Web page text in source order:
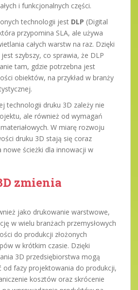
i funkcjonalnych części.
technologii jest DLP (Digital
przypomina SLA, ale używa
całych warstw na raz. Dzięki
szybszy, co sprawia, że DLP
tam, gdzie potrzebna jest
obiektów, na przykład w branży
technologii druku 3D zależy nie
ale również od wymagań
W miarę rozwoju
druku 3D stają się coraz
nowe ścieżki dla innowacji w
zmienia
jako drukowanie warstwowe,
w wielu branżach przemysłowych
do produkcji złożonych
w krótkim czasie. Dzięki
3D przedsiębiorstwa mogą
od fazy projektowania do produkcji,
kosztów oraz skrócenie